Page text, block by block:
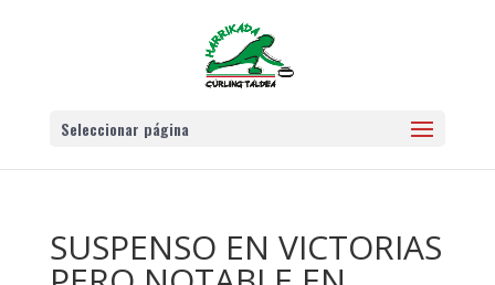
Seleccionar página
SUSPENSO EN VICTORIAS